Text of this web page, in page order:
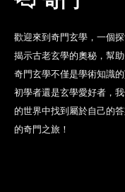
歡迎來到奇門玄學，一個
揭示古老玄學的奧秘，幫
奇門玄學不僅是學術知識
初學者還是玄學愛好者，
的世界中找到屬於自己的
的奇門之旅！